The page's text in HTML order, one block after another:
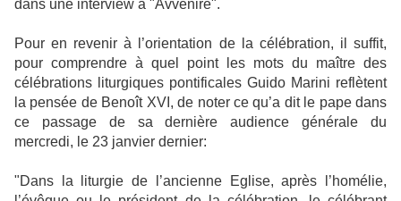
dans une interview à "Avvenire".
Pour en revenir à l’orientation de la célébration, il suffit,
pour comprendre à quel point les mots du maître des
célébrations liturgiques pontificales Guido Marini reflètent
la pensée de Benoît XVI, de noter ce qu’a dit le pape dans
ce passage de sa dernière audience générale du
mercredi, le 23 janvier dernier:
"Dans la liturgie de l’ancienne Eglise, après l’homélie,